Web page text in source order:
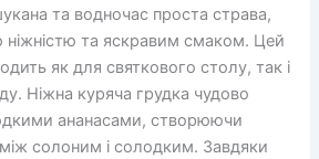
та водночас проста страва,
та яскравим смаком. Цей
як для святкового столу, так і
Ніжна куряча грудка чудово
ананасами, створюючи
солоним і солодким. Завдяки